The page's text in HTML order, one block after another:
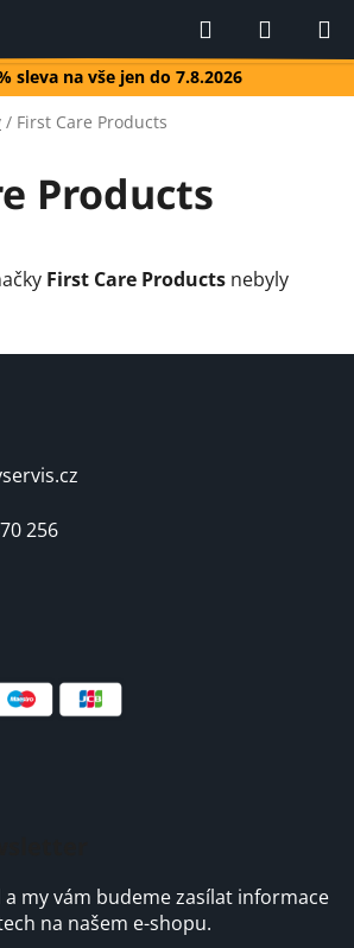
sleva na vše jen do 7.8.2026
Hledat
KOŠÍK
/ First Care Products
Products
First Care Products nebyly
256
a my vám budeme zasílat informace
na našem e-shopu.